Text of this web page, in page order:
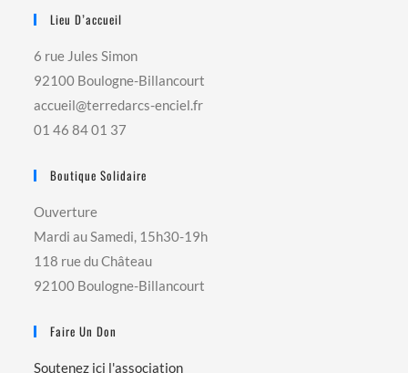
Lieu D’accueil
6 rue Jules Simon
92100 Boulogne-Billancourt
accueil@terredarcs-enciel.fr
01 46 84 01 37
Boutique Solidaire
Ouverture
Mardi au Samedi, 15h30-19h
118 rue du Château
92100 Boulogne-Billancourt
Faire Un Don
Soutenez ici l'association